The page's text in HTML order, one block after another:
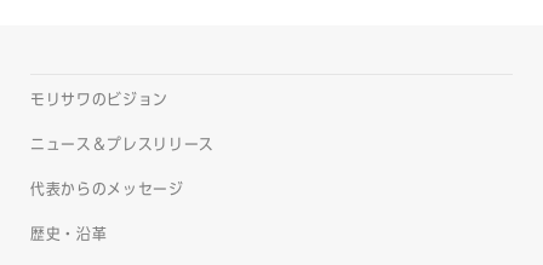
モリサワのビジョン
ニュース＆プレスリリース
代表からのメッセージ
歴史・沿革